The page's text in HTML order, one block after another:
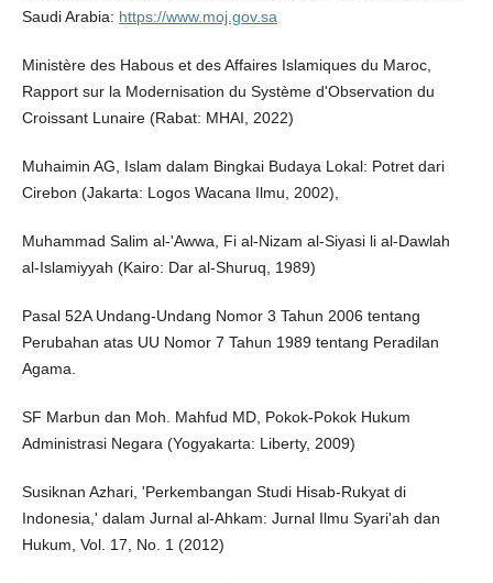
Saudi Arabia: https://www.moj.gov.sa
Ministère des Habous et des Affaires Islamiques du Maroc,
Rapport sur la Modernisation du Système d'Observation du
Croissant Lunaire (Rabat: MHAI, 2022)
Muhaimin AG, Islam dalam Bingkai Budaya Lokal: Potret dari
Cirebon (Jakarta: Logos Wacana Ilmu, 2002),
Muhammad Salim al-'Awwa, Fi al-Nizam al-Siyasi li al-Dawlah
al-Islamiyyah (Kairo: Dar al-Shuruq, 1989)
Pasal 52A Undang-Undang Nomor 3 Tahun 2006 tentang
Perubahan atas UU Nomor 7 Tahun 1989 tentang Peradilan
Agama.
SF Marbun dan Moh. Mahfud MD, Pokok-Pokok Hukum
Administrasi Negara (Yogyakarta: Liberty, 2009)
Susiknan Azhari, 'Perkembangan Studi Hisab-Rukyat di
Indonesia,' dalam Jurnal al-Ahkam: Jurnal Ilmu Syari'ah dan
Hukum, Vol. 17, No. 1 (2012)